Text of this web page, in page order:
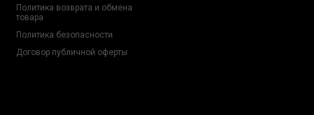
Политика возврата и обмена
товара
Политика безопасности
Договор публичной оферты